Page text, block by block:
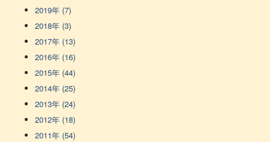
2019年 (7)
2018年 (3)
2017年 (13)
2016年 (16)
2015年 (44)
2014年 (25)
2013年 (24)
2012年 (18)
2011年 (54)